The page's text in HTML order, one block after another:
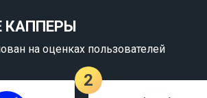
КАППЕРЫ
на оценках пользователей
2